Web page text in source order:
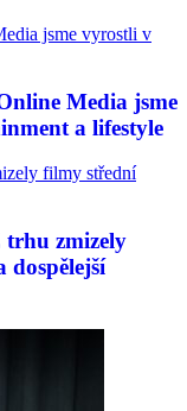
Media jsme
a lifestyle
zmizely
dospělejší